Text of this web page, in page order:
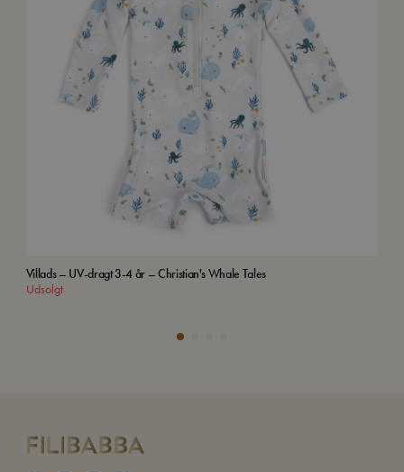
Villads – UV-dragt 3-4 år – Christian's Whale Tales
Udsolgt